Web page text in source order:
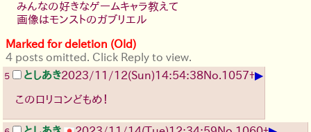
みんなの好きなゲームキャラ教えて
画像はモンストのガブリエル
Marked for deletion (Old)
4 posts omitted. Click Reply to view.
5 としあき2023/11/12(Sun)14:54:38No.1057+▶
このロリコンどもめ！